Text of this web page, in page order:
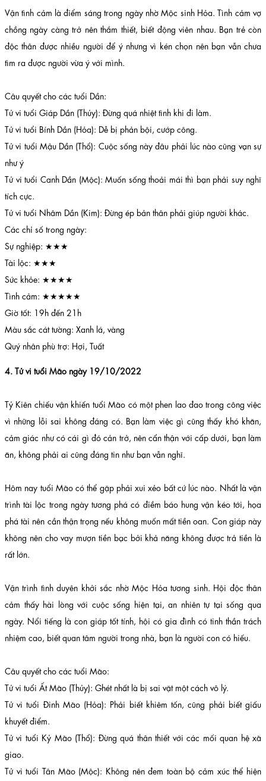
Vận tình cảm là điểm sáng trong ngày nhờ Mộc sinh Hỏa. Tình cảm vợ
chồng ngày càng trở nên thắm thiết, biết động viên nhau. Bạn trẻ còn
độc thân được nhiều người để ý nhưng vì kén chọn nên bạn vẫn chưa
tìm ra được người vừa ý với mình.
Câu quyết cho các tuổi Dần:
Tử vi tuổi Giáp Dần (Thủy): Đừng quá nhiệt tình khi đi làm.
Tử vi tuổi Bính Dần (Hỏa): Dễ bị phản bội, cướp công.
Tử vi tuổi Mậu Dần (Thổ): Cuộc sống này đâu phải lúc nào cũng vạn sự
như ý
Tử vi tuổi Canh Dần (Mộc): Muốn sống thoải mái thì bạn phải suy nghĩ
tích cực.
Tử vi tuổi Nhâm Dần (Kim): Đừng ép bản thân phải giúp người khác.
Các chỉ số trong ngày:
Sự nghiệp: ★★★
Tài lộc: ★★★
Sức khỏe: ★★★★
Tình cảm: ★★★★★
Giờ tốt: 19h đến 21h
Màu sắc cát tường: Xanh lá, vàng
Quý nhân phù trợ: Hợi, Tuất
4. Tử vi tuổi Mão ngày 19/10/2022
Tỷ Kiên chiếu vận khiến tuổi Mão có một phen lao đao trong công việc
vì những lỗi sai không đáng có. Bạn làm việc gì cũng thấy khó khăn,
cảm giác như có cái gì đó cản trở, nên cẩn thận với cấp dưới, bạn làm
ăn, không phải ai cũng đáng tin như bạn vẫn nghĩ.
Hôm nay tuổi Mão có thể gặp phải xui xẻo bất cứ lúc nào. Nhất là vận
trình tài lộc trong ngày tương phá có điềm báo hung vận kéo tới, họa
phá tài nên cần thận trọng nếu không muốn mất tiền oan. Con giáp này
không nên cho vay mượn tiền bạc bởi khả năng không được trả tiền là
rất lớn.
Vận trình tình duyên khởi sắc nhờ Mộc Hỏa tương sinh. Hội độc thân
cảm thấy hài lòng với cuộc sống hiện tại, an nhiên tự tại sống qua
ngày. Nổi tiếng là con giáp tốt tính, hội có gia đình có tinh thần trách
nhiệm cao, biết quan tâm người trong nhà, bạn là người con có hiếu.
Câu quyết cho các tuổi Mão:
Tử vi tuổi Ất Mão (Thủy): Ghét nhất là bị sai vặt một cách vô lý.
Tử vi tuổi Đinh Mão (Hỏa): Phải biết khiêm tốn, cũng phải biết giấu
khuyết điểm.
Tử vi tuổi Kỷ Mão (Thổ): Đừng quá thân thiết với các mối quan hệ xã
giao.
Tử vi tuổi Tân Mão (Mộc): Không nên đem toàn bộ cảm xúc thể hiện